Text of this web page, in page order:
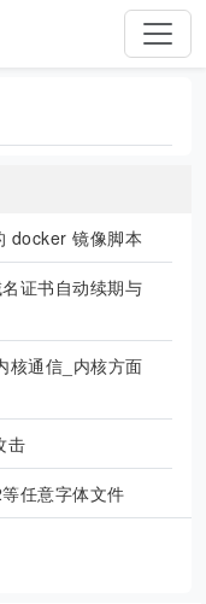
docker 镜像脚本
证书自动续期与
核通信_内核方面
击
任意字体文件